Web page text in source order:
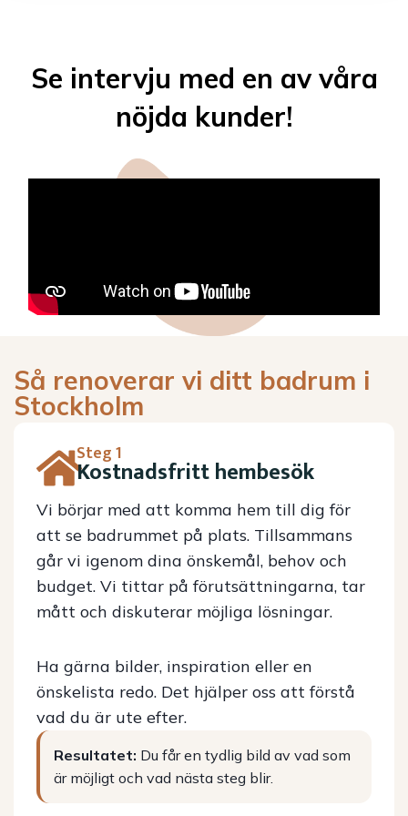
Se intervju med en av våra
nöjda kunder!
Så renoverar vi ditt badrum i
Stockholm
Steg 1
Kostnadsfritt hembesök
Vi börjar med att komma hem till dig för
att se badrummet på plats. Tillsammans
går vi igenom dina önskemål, behov och
budget. Vi tittar på förutsättningarna, tar
mått och diskuterar möjliga lösningar.
Ha gärna bilder, inspiration eller en
önskelista redo. Det hjälper oss att förstå
vad du är ute efter.
Resultatet: Du får en tydlig bild av vad som
är möjligt och vad nästa steg blir.